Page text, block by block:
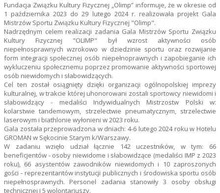
Fundacja Związku Kultury Fizycznej „Olimp” informuje, że w okresie od
1 października 2023 do 29 lutego 2024 r. realizowała projekt Gala
Mistrzów Sportu Związku Kultury Fizycznej "Olimp".
Nadrzędnym celem realizacji zadania Gala Mistrzów Sportu Związku
Kultury Fizycznej "OLIMP" był wzrost aktywności osób
niepełnosprawnych wzrokowo w dziedzinie sportu oraz rozwijanie
form integracji społecznej osób niepełnoprawnych i zapobieganie ich
wykluczeniu społecznemu poprzez promowanie aktywności sportowej
osób niewidomych i słabowidzących.
Cel ten został osiągnięty dzięki organizacji ogólnopolskiej imprezy
kulturalnej, w trakcie której uhonorowani zostali sportowcy niewidomi i
słabowidzący - medaliści Indywidualnych Mistrzostw Polski w:
kolarstwie tandemowym, strzelectwie pneumatycznym, strzelectwie
laserowym i biathlonie wyłonieni w 2023 roku.
Gala została przeprowadzona w dniach: 4-6 lutego 2024 roku w Hotelu
GROMAN w Sękocinie Starym k/Warszawy.
W zadaniu wzięło udział łącznie 142 uczestników, w tym: 66
beneficjentów - osoby niewidome i słabowidzące (medaliści IMP z 2023
roku), 66 asystentów zawodników niewidomych i 10 zaproszonych
gości - reprezentantów instytucji publicznych i środowiska sportu osób
niepełnosprawnych. Personel zadania stanowiły 3 osoby obsługi
technicznej i 5 wolontariuszy.